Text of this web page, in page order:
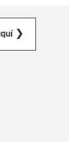
❯